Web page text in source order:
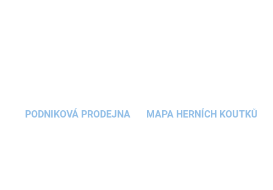
PODNIKOVÁ PRODEJNA MAPA HERNÍCH KOUTKŮ